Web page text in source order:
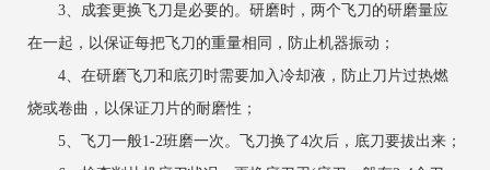
3、成套更换飞刀是必要的。研磨时，两个飞刀的研磨量应
在一起，以保证每把飞刀的重量相同，防止机器振动；
4、在研磨飞刀和底刃时需要加入冷却液，防止刀片过热燃
烧或卷曲，以保证刀片的耐磨性；
5、飞刀一般1-2班磨一次。飞刀换了4次后，底刀要拔出来；